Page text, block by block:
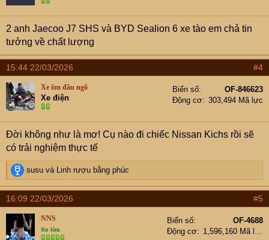
n
s
:
2 anh Jaecoo J7 SHS và BYD Sealion 6 xe tào em chả tin
tưởng về chất lượng
15:44 22/03/2026 #4
Xe ôm đầu ngõ
Xe điện
Biển số
OF-846623
Động cơ
303,494 Mã lực
Đời không như là mơ! Cụ nào đi chiếc Nissan Kichs rồi sẽ
có trải nghiệm thực tế
R
e
a
c
t
i
o
susu và Linh rượu bằng phúc
16:09 22/03/2026 #5
NNS
Xe lừa
Biển số
OF-4688
Động cơ
1,596,160 Mã lực